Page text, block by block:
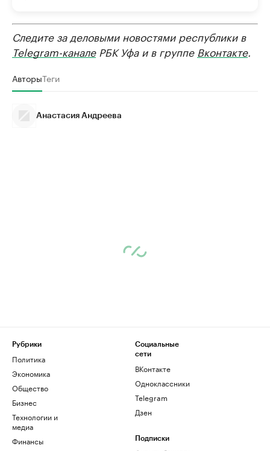
Следите за деловыми новостями республики в
Telegram-каналеРБК Уфа и в группе Вконтакте.
АвторыТеги
Анастасия Андреева
Рубрики
Политика
Экономика
Общество
Бизнес
Технологии и
медиа
Финансы
Социальные
сети
ВКонтакте
Одноклассники
Telegram
Дзен
Подписки